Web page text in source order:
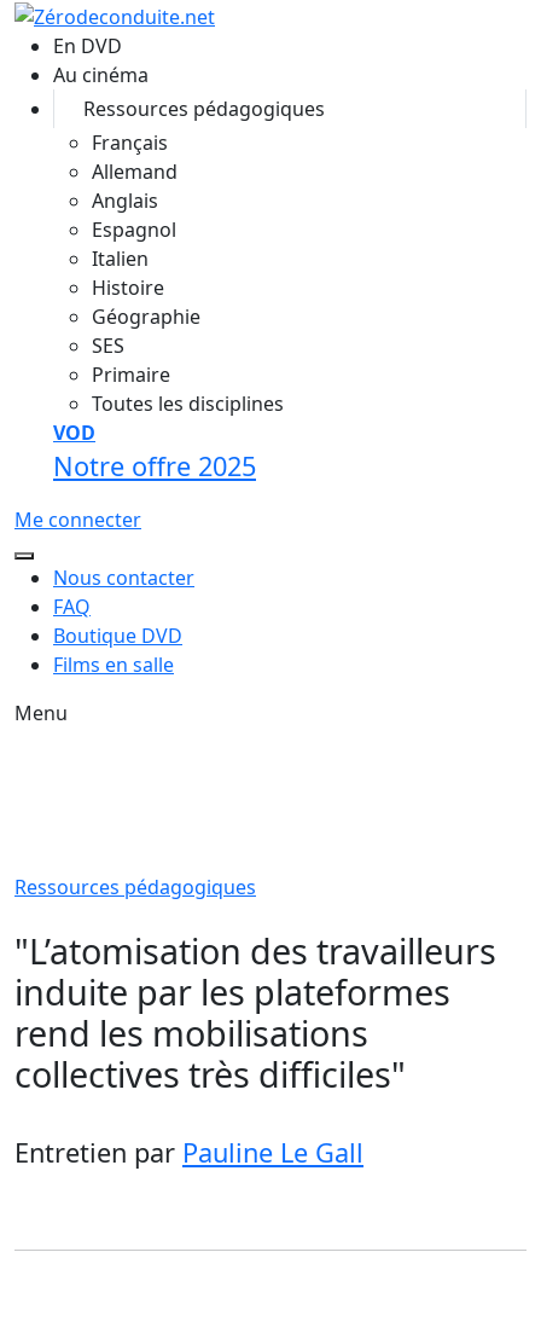
Aller au contenu principal
En DVD
Au cinéma
Ressources pédagogiques
Français
Allemand
Anglais
Espagnol
Italien
Histoire
Géographie
SES
Primaire
Toutes les disciplines
VOD
Notre offre 2025
Me connecter
Nous contacter
FAQ
Boutique DVD
Films en salle
Menu
Ressources pédagogiques
"L’atomisation des travailleurs
induite par les plateformes
rend les mobilisations
collectives très difficiles"
Entretien par Pauline Le Gall